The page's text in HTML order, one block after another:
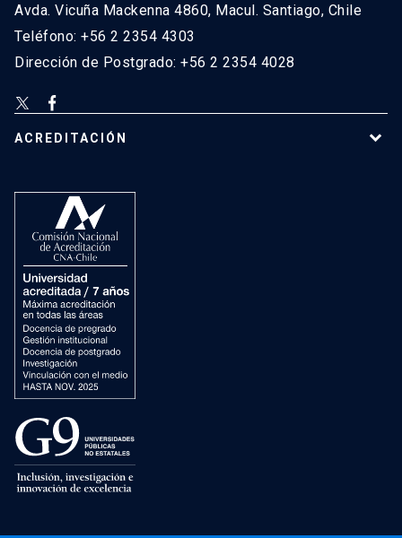
Avda. Vicuña Mackenna 4860, Macul. Santiago, Chile
Teléfono: +56 2 2354 4303
Dirección de Postgrado: +56 2 2354 4028
ACREDITACIÓN